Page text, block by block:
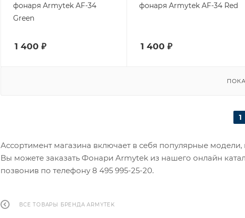
фонаря Armytek AF-34
Green
1 400 ₽
фонаря Armytek AF-34 Red
1 400 ₽
1
Ассортимент магазина включает в себя популярные
Вы можете заказать Фонари Armytek из нашего онлайн
позвонив по телефону 8 495 995-25-20​.
ВСЕ ТОВАРЫ БРЕНДА ARMYTEK